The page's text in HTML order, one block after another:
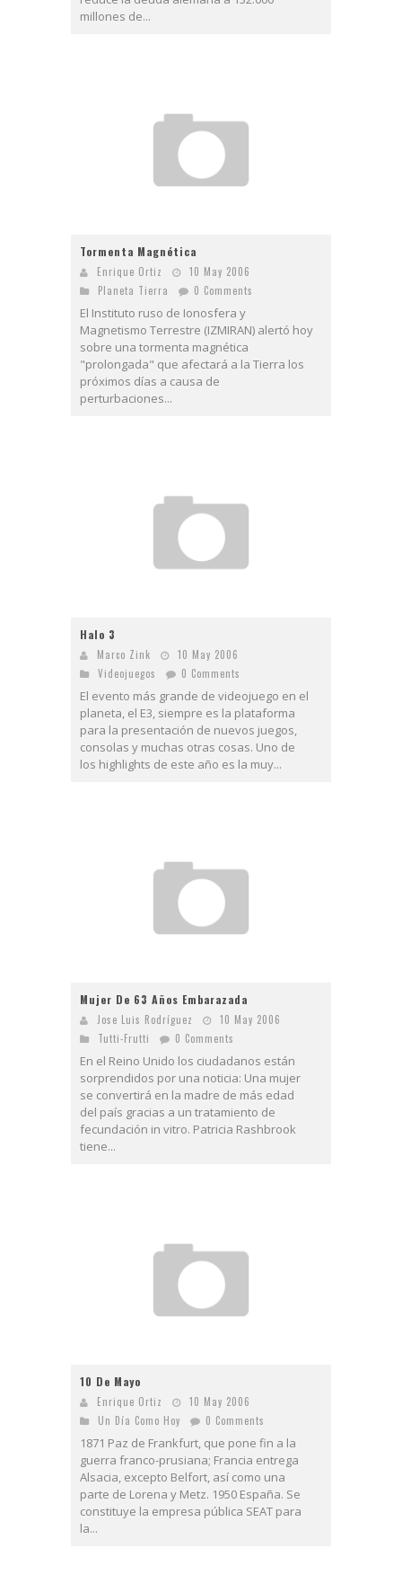
millones de...
Tormenta Magnética
Enrique Ortiz
10 May 2006
Planeta Tierra
0 Comments
El Instituto ruso de Ionosfera y
Magnetismo Terrestre (IZMIRAN) alertó hoy
sobre una tormenta magnética
"prolongada" que afectará a la Tierra los
próximos días a causa de
perturbaciones...
Halo 3
Marco Zink
10 May 2006
Videojuegos
0 Comments
El evento más grande de videojuego en el
planeta, el E3, siempre es la plataforma
para la presentación de nuevos juegos,
consolas y muchas otras cosas. Uno de
los highlights de este año es la muy...
Mujer De 63 Años Embarazada
Jose Luis Rodríguez
10 May 2006
Tutti-Frutti
0 Comments
En el Reino Unido los ciudadanos están
sorprendidos por una noticia: Una mujer
se convertirá en la madre de más edad
del país gracias a un tratamiento de
fecundación in vitro. Patricia Rashbrook
tiene...
10 De Mayo
Enrique Ortiz
10 May 2006
Un Día Como Hoy
0 Comments
1871 Paz de Frankfurt, que pone fin a la
guerra franco-prusiana; Francia entrega
Alsacia, excepto Belfort, así como una
parte de Lorena y Metz. 1950 España. Se
constituye la empresa pública SEAT para
la...